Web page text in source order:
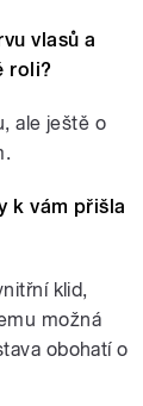
vlasů a
roli?
ale ještě o
k vám přišla
klid,
možná
obohatí o